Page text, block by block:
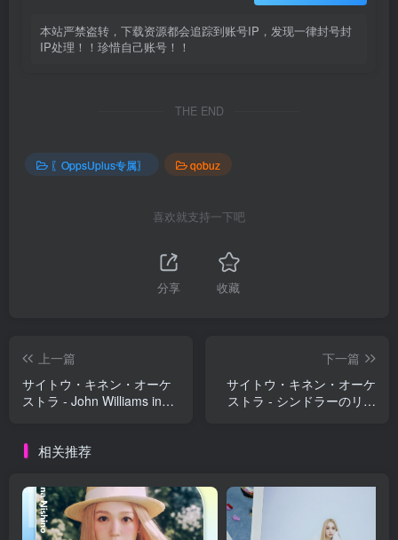
本站严禁盗转，下载资源都会追踪到账号IP，发现一律封号封
IP处理！！珍惜自己账号！！
THE END
〖OppsUplus专属〗 qobuz
喜欢就支持一下吧
分享 收藏
上一篇
サイトウ・キネン・オーケ
ストラ - John Williams in
【44.1kHz／16bit】日本区
下一篇
サイトウ・キネン・オーケ
ストラ - シンドラーのリス
16bit】日本区
相关推荐